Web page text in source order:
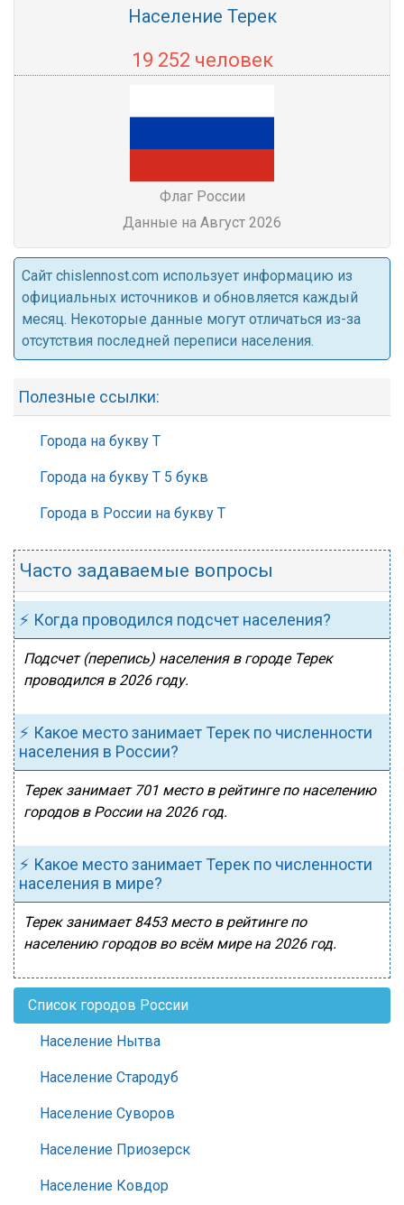
Население Терек
19 252 человек
Флаг России
Данные на Август 2026
Cайт chislennost.com использует информацию из
официальных источников и обновляется каждый
месяц. Некоторые данные могут отличаться из-за
отсутствия последней переписи населения.
Полезные ссылки:
Города на букву Т
Города на букву Т 5 букв
Города в России на букву Т
Часто задаваемые вопросы
⚡ Когда проводился подсчет населения?
Подсчет (перепись) населения в городе Терек
проводился в 2026 году.
⚡ Какое место занимает Терек по численности
населения в России?
Терек занимает 701 место в рейтинге по населению
городов в России на 2026 год.
⚡ Какое место занимает Терек по численности
населения в мире?
Терек занимает 8453 место в рейтинге по
населению городов во всём мире на 2026 год.
Список городов России
Население Нытва
Население Стародуб
Население Суворов
Население Приозерск
Население Ковдор